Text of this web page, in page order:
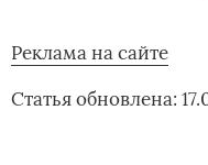
Реклама на сайте
Статья обновлена: